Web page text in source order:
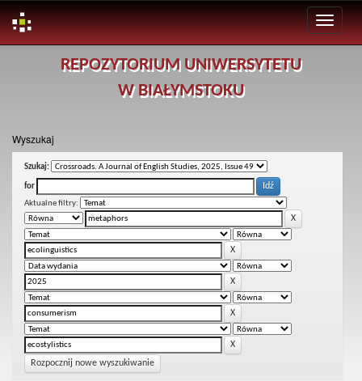
REPOZYTORIUM UNIWERSYTETU
W BIAŁYMSTOKU
Wyszukaj
Szukaj:
for
Aktualne filtry:
Rozpocznij nowe wyszukiwanie